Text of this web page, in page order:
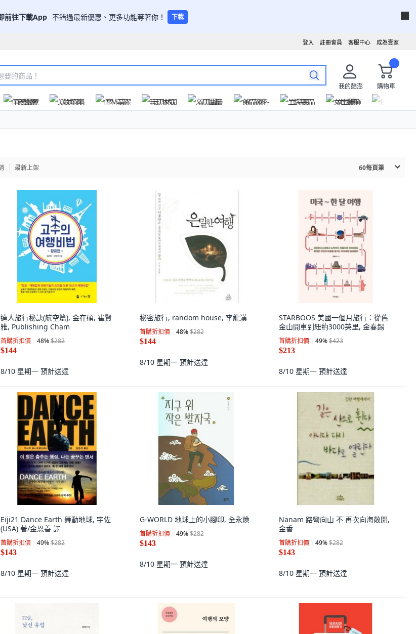
前往下載App 不錯過最新優惠、更多功能等著你！ 下載
成為賣家
客服中心
註冊會員
登入
我的酷澎
購物車
保健醫療 美妝保養 個人清潔 玩具休閒 文具圖書 食品飲料 生活用品 女性服飾
最新上架 60每頁筆
達人旅行秘訣(航空篇), 金在碩, 崔賢
雅, Publishing Cham
首購折扣價 48%$282
$144
8/10 星期一 預計送達
秘密旅行, random house, 李龍漢
首購折扣價 48%$282
$144
8/10 星期一 預計送達
STARBOOS 美國一個月旅行：從舊
金山開車到紐約3000英里, 金春錫
首購折扣價 49%$423
$213
8/10 星期一 預計送達
Eiji21 Dance Earth 舞動地球, 宇佐
(USA) 著/金恩善 譯
首購折扣價 49%$282
$143
8/10 星期一 預計送達
G-WORLD 地球上的小腳印, 全永煥
首購折扣價 49%$282
$143
8/10 星期一 預計送達
Nanam 路彎向山 不 再次向海敞開,
金香
首購折扣價 49%$282
$143
8/10 星期一 預計送達